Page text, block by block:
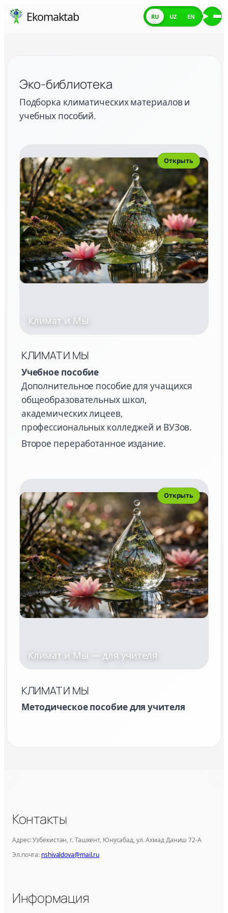
Skip Ekomaktab RU UZ EN
Эко-библиотека
Подборка климатических материалов и
учебных пособий.
Климат и Мы
Открыть
КЛИМАТ И МЫ
Учебное пособие
Дополнительное пособие для учащихся
общеобразовательных школ,
академических лицеев,
профессиональных колледжей и ВУЗов.
Второе переработанное издание.
Климат и Мы — для учителя
Открыть
КЛИМАТ И МЫ
Методическое пособие для учителя
Контакты
Адрес: Узбекистан, г. Ташкент, Юнусабад, ул. Ахмад Даниш 72-А
Эл.почта: nshivaldova@mail.ru
Информация